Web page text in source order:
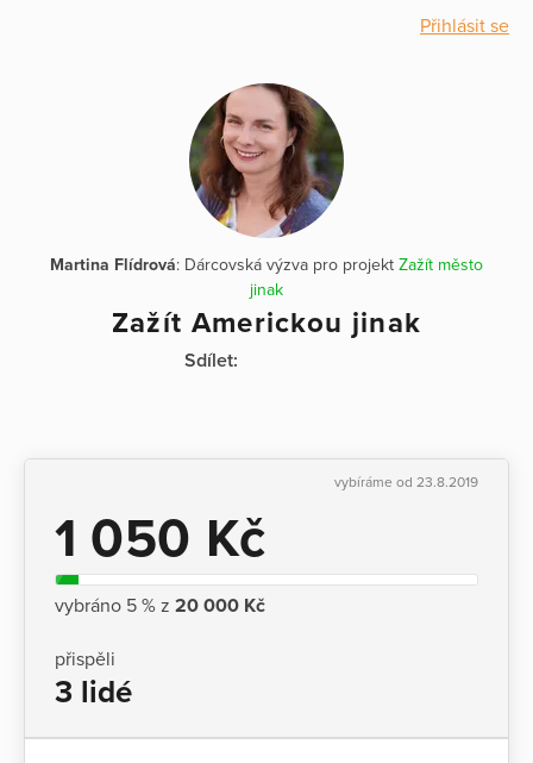
Přihlásit se
Martina Flídrová: Dárcovská výzva pro projekt Zažít město
jinak
Zažít Americkou jinak
Sdílet:
vybíráme od 23.8.2019
1 050 Kč
vybráno 5 % z 20 000 Kč
přispěli
3 lidé